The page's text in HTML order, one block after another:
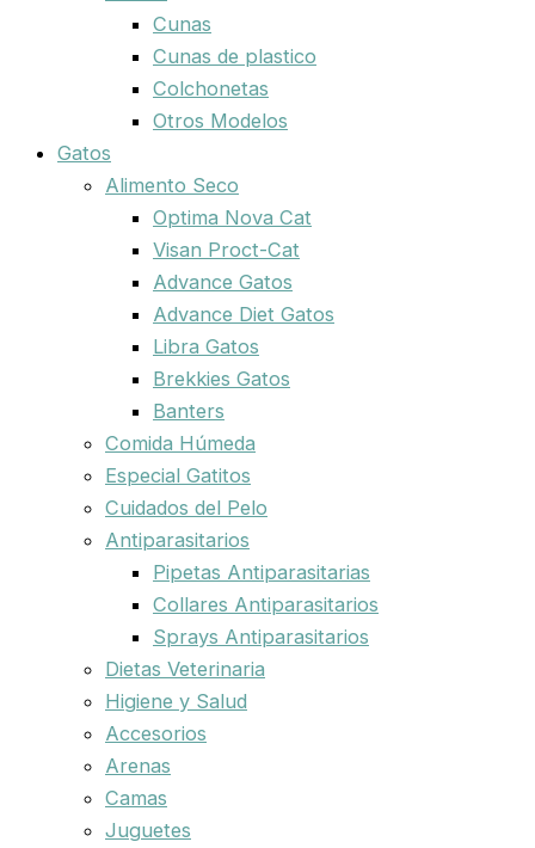
Cunas
Cunas de plastico
Colchonetas
Otros Modelos
Gatos
Alimento Seco
Optima Nova Cat
Visan Proct-Cat
Advance Gatos
Advance Diet Gatos
Libra Gatos
Brekkies Gatos
Banters
Comida Húmeda
Especial Gatitos
Cuidados del Pelo
Antiparasitarios
Pipetas Antiparasitarias
Collares Antiparasitarios
Sprays Antiparasitarios
Dietas Veterinaria
Higiene y Salud
Accesorios
Arenas
Camas
Juguetes